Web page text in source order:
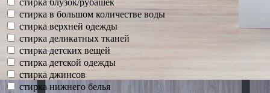
стирка в большом количестве воды
стирка верхней одежды
стирка деликатных тканей
стирка детских вещей
стирка детской одежды
стирка джинсов
стирка нижнего белья